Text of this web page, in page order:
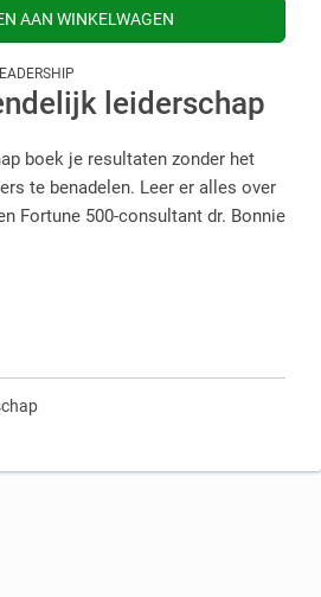
leiderschap
boek je resultaten zonder het
te benadelen. Leer er alles over
Fortune 500-consultant dr. Bonnie